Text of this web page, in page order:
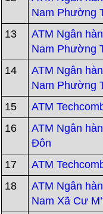
Nam Phường
13
ATM Ngân
Nam Phường
14
ATM Ngân
Nam Phường
15 ATM
16
ATM Ngân
Đôn
17 ATM
18
ATM Ngân
Nam Xã Cư